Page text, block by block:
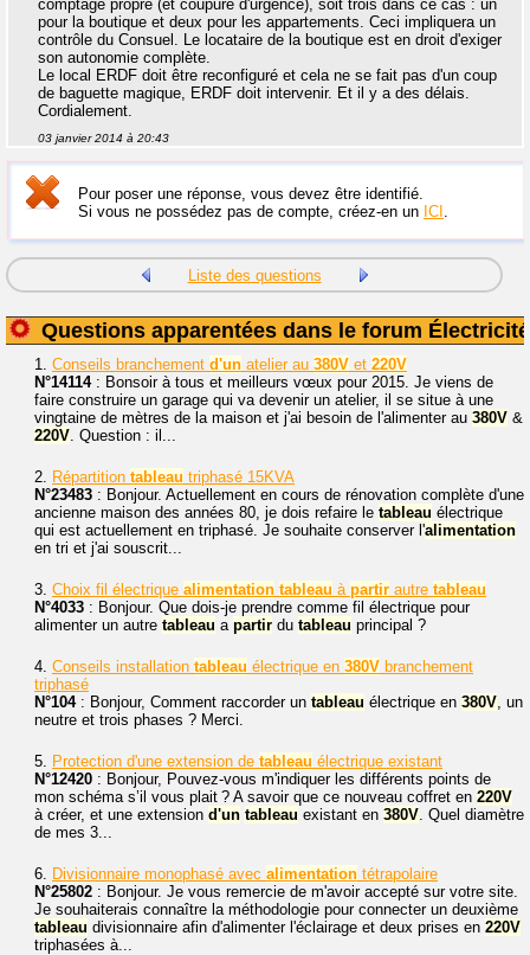
comptage propre (et coupure d'urgence), soit trois dans ce cas : un
pour la boutique et deux pour les appartements. Ceci impliquera un
contrôle du Consuel. Le locataire de la boutique est en droit d'exiger
son autonomie complète.
Le local ERDF doit être reconfiguré et cela ne se fait pas d'un coup
de baguette magique, ERDF doit intervenir. Et il y a des délais.
Cordialement.
03 janvier 2014 à 20:43
Pour poser une réponse, vous devez être identifié.
Si vous ne possédez pas de compte, créez-en un ICI .
Liste des questions
Questions apparentées dans le forum Électricité
1. Conseils branchement d'un atelier au 380V et 220V
N°14114: Bonsoir à tous et meilleurs vœux pour 2015. Je viens de
faire construire un garage qui va devenir un atelier, il se situe à une
vingtaine de mètres de la maison et j'ai besoin de l'alimenter au 380V &
220V. Question : il...
2. Répartition tableau triphasé 15KVA
N°23483 : Bonjour. Actuellement en cours de rénovation complète d'une
ancienne maison des années 80, je dois refaire le tableau électrique
qui est actuellement en triphasé. Je souhaite conserver l'alimentation
en tri et j'ai souscrit...
3. Choix fil électrique alimentation tableau à partir autre tableau
N°4033 : Bonjour. Que dois-je prendre comme fil électrique pour
alimenter un autre tableau a partir du tableau principal ?
4. Conseils installation tableau électrique en 380V branchement
triphasé
N°104: Bonjour, Comment raccorder un tableau électrique en 380V, un
neutre et trois phases ? Merci.
5. Protection d'une extension de tableau électrique existant
N°12420 : Bonjour, Pouvez-vous m'indiquer les différents points de
mon schéma s’il vous plait ? A savoir que ce nouveau coffret en 220V
à créer, et une extension d'un tableau existant en 380V. Quel diamètre
de mes 3...
6. Divisionnaire monophasé avec alimentation tétrapolaire
N°25802 : Bonjour. Je vous remercie de m'avoir accepté sur votre site.
Je souhaiterais connaître la méthodologie pour connecter un deuxième
tableau divisionnaire afin d'alimenter l'éclairage et deux prises en 220V
triphasées à...